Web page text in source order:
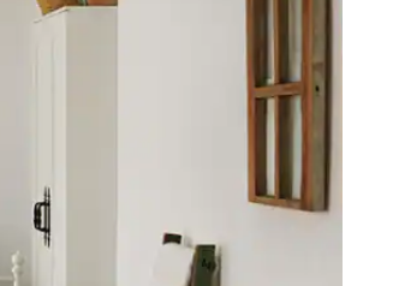
erkunde die Ergebnisse durch Berühren oder